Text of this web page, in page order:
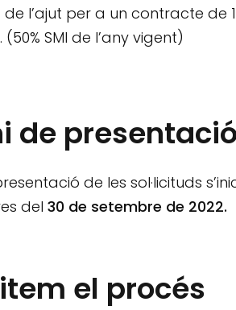
l’ajut per a un contracte de
(50% SMI de l’any vigent)
de
de les sol·licituds
del 30 de setembre de 2022.
el procés